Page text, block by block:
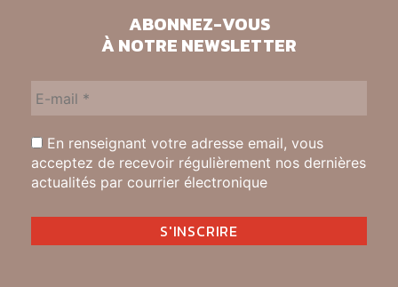
ABONNEZ-VOUS
À NOTRE NEWSLETTER
En renseignant votre adresse email, vous
acceptez de recevoir régulièrement nos dernières
actualités par courrier électronique